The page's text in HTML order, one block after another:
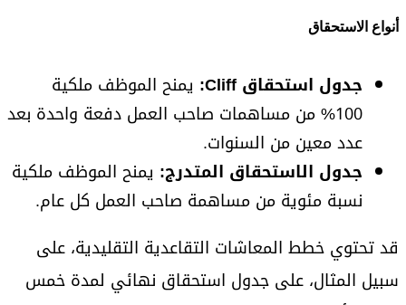
أنواع الاستحقاق
جدول استحقاق Cliff:
يمنح الموظف ملكية
100% من مساهمات صاحب العمل دفعة واحدة بعد
عدد معين من السنوات.
جدول الاستحقاق المتدرج: يمنح الموظف ملكية
نسبة مئوية من مساهمة صاحب العمل كل عام.
قد تحتوي خطط المعاشات التقاعدية التقليدية، على
سبيل المثال، على جدول استحقاق نهائي لمدة خمس